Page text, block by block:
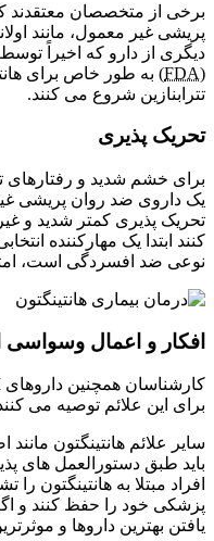
از متخصصان معتقدند که
غیر معمول، مانند
از دارو که اخیراً توسط
) به طور خاص برای
شروع می کنند.
پذیری
خشم شدید و رفتارهای
ضد روان پریشی غیر
پذیری کمتر شدید و
ابتدا یک مهارکننده انتخابی
ضد افسردگی است، امتحان
و اعمال وسواسی
این علائم توصیه می کنند.
علائم هانتینگتون مانند
طبق دستورالعمل های
مبتلا به هانتینگتون را
خود را حفظ کنند و اگر تیم
بهترین داروها و موثرترین